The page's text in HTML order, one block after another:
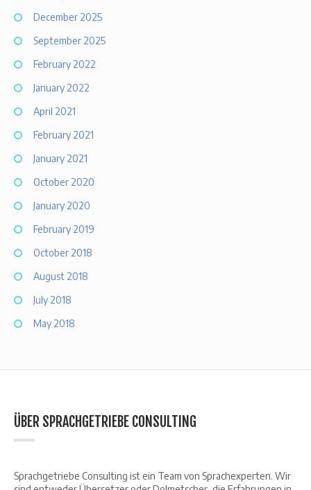
December 2025
September 2025
February 2022
January 2022
April 2021
February 2021
January 2021
October 2020
January 2020
February 2019
October 2018
August 2018
July 2018
May 2018
ÜBER SPRACHGETRIEBE CONSULTING
Sprachgetriebe Consulting ist ein Team von Sprachexperten. Wir